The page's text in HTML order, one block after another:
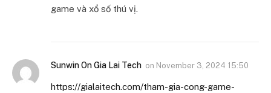
game và xổ số thú vị.
Sunwin On Gia Lai Tech on November 3, 2024 15:50
https://gialaitech.com/tham-gia-cong-game-